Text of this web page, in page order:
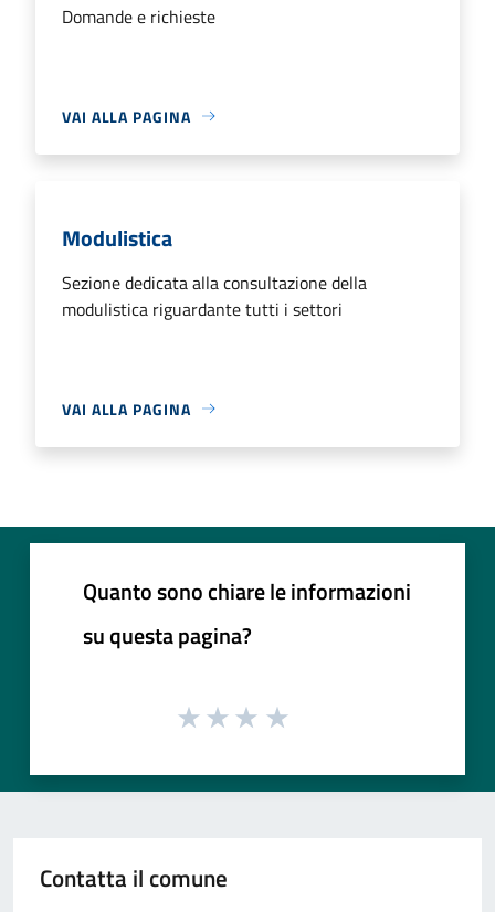
Domande e richieste
VAI ALLA PAGINA
Modulistica
Sezione dedicata alla consultazione della
modulistica riguardante tutti i settori
VAI ALLA PAGINA
Quanto sono chiare le informazioni
su questa pagina?
Contatta il comune